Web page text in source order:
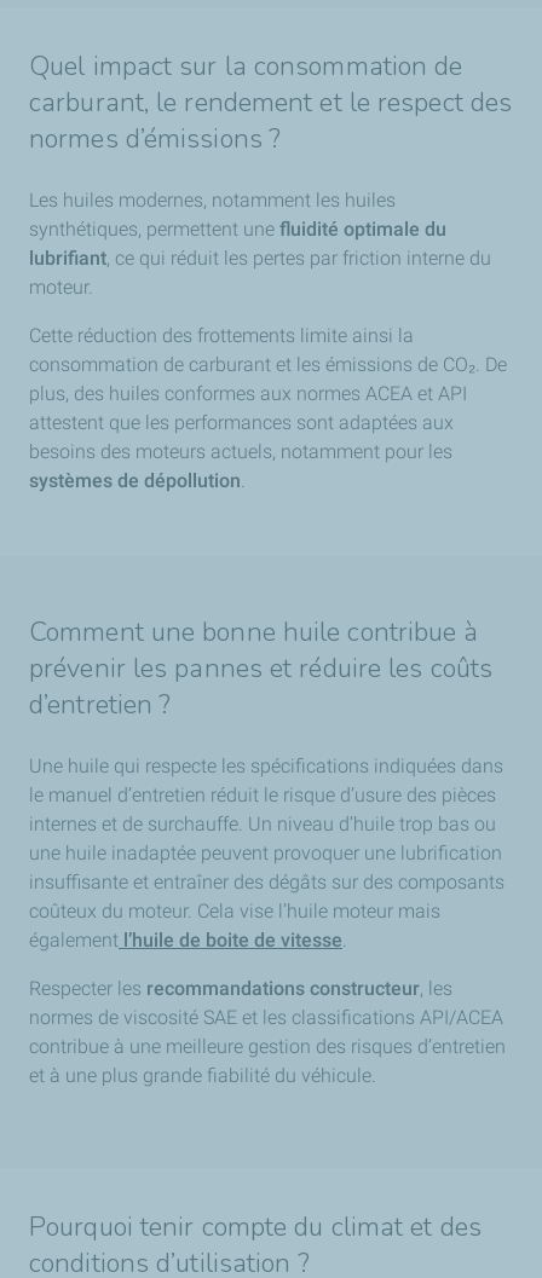
Quel impact sur la consommation de
carburant, le rendement et le respect des
normes d’émissions ?
Les huiles modernes, notamment les huiles
synthétiques, permettent une fluidité optimale du
lubrifiant, ce qui réduit les pertes par friction interne du
moteur.
Cette réduction des frottements limite ainsi la
consommation de carburant et les émissions de CO₂. De
plus, des huiles conformes aux normes ACEA et API
attestent que les performances sont adaptées aux
besoins des moteurs actuels, notamment pour les
systèmes de dépollution.
Comment une bonne huile contribue à
prévenir les pannes et réduire les coûts
d’entretien ?
Une huile qui respecte les spécifications indiquées dans
le manuel d’entretien réduit le risque d’usure des pièces
internes et de surchauffe. Un niveau d’huile trop bas ou
une huile inadaptée peuvent provoquer une lubrification
insuffisante et entraîner des dégâts sur des composants
coûteux du moteur. Cela vise l’huile moteur mais
également l’huile de boite de vitesse.
Respecter les recommandations constructeur, les
normes de viscosité SAE et les classifications API/ACEA
contribue à une meilleure gestion des risques d’entretien
et à une plus grande fiabilité du véhicule.
Pourquoi tenir compte du climat et des
conditions d’utilisation ?